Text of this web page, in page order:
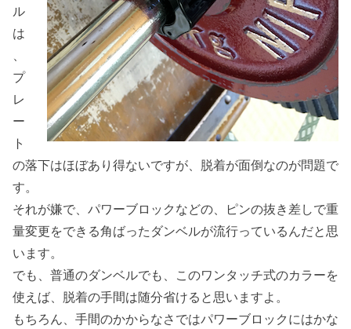
ル
は
、
プ
レ
ー
ト
の落下はほぼあり得ないですが、脱着が面倒なのが問題で
す。
それが嫌で、パワーブロックなどの、ピンの抜き差しで重
量変更をできる角ばったダンベルが流行っているんだと思
います。
でも、普通のダンベルでも、このワンタッチ式のカラーを
使えば、脱着の手間は随分省けると思いますよ。
もちろん、手間のかからなさではパワーブロックにはかな